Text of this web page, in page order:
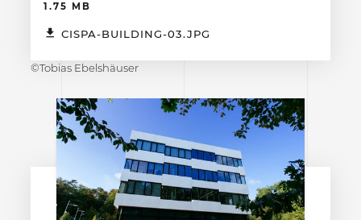
1.75 MB
CISPA-BUILDING-03.JPG
©Tobias Ebelshäuser